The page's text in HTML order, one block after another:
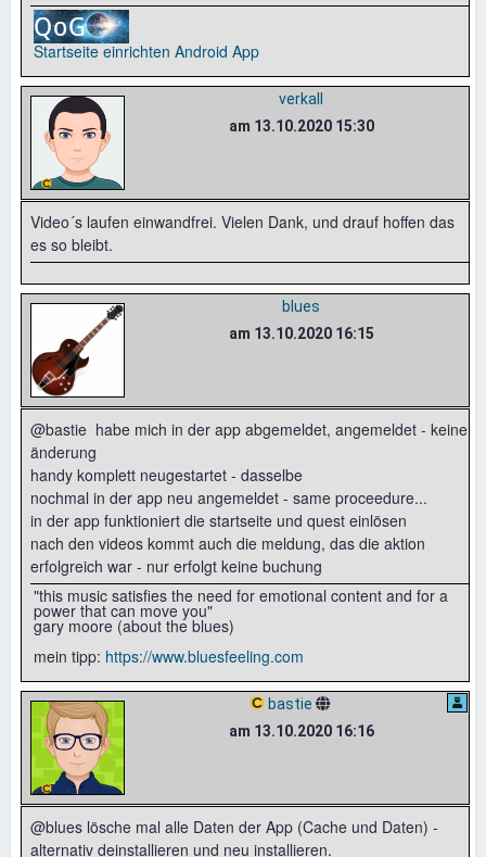
Startseite einrichten Android App
verkall
am 13.10.2020 15:30
Video´s laufen einwandfrei. Vielen Dank, und drauf hoffen das
es so bleibt.
blues
am 13.10.2020 16:15
@bastie habe mich in der app abgemeldet, angemeldet - keine
änderung
handy komplett neugestartet - dasselbe
nochmal in der app neu angemeldet - same proceedure...
in der app funktioniert die startseite und quest einlösen
nach den videos kommt auch die meldung, das die aktion
erfolgreich war - nur erfolgt keine buchung
"this music satisfies the need for emotional content and for a
power that can move you"
gary moore (about the blues)
mein tipp: https://www.bluesfeeling.com
bastie
am 13.10.2020 16:16
@blues lösche mal alle Daten der App (Cache und Daten) -
alternativ deinstallieren und neu installieren.